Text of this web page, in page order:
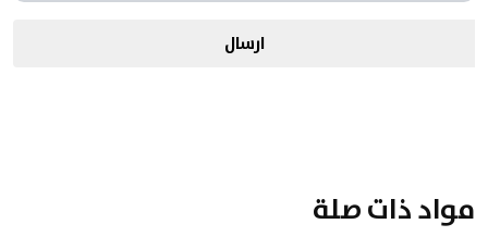
ارسال
مواد ذات صلة